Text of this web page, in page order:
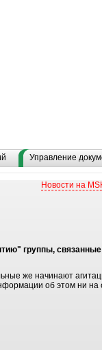
Управление
Новости на
группы,
же начинают
об этом ни на